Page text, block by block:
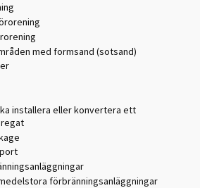
med formsand (sotsand)
installera eller konvertera ett
förbränningsanläggningar